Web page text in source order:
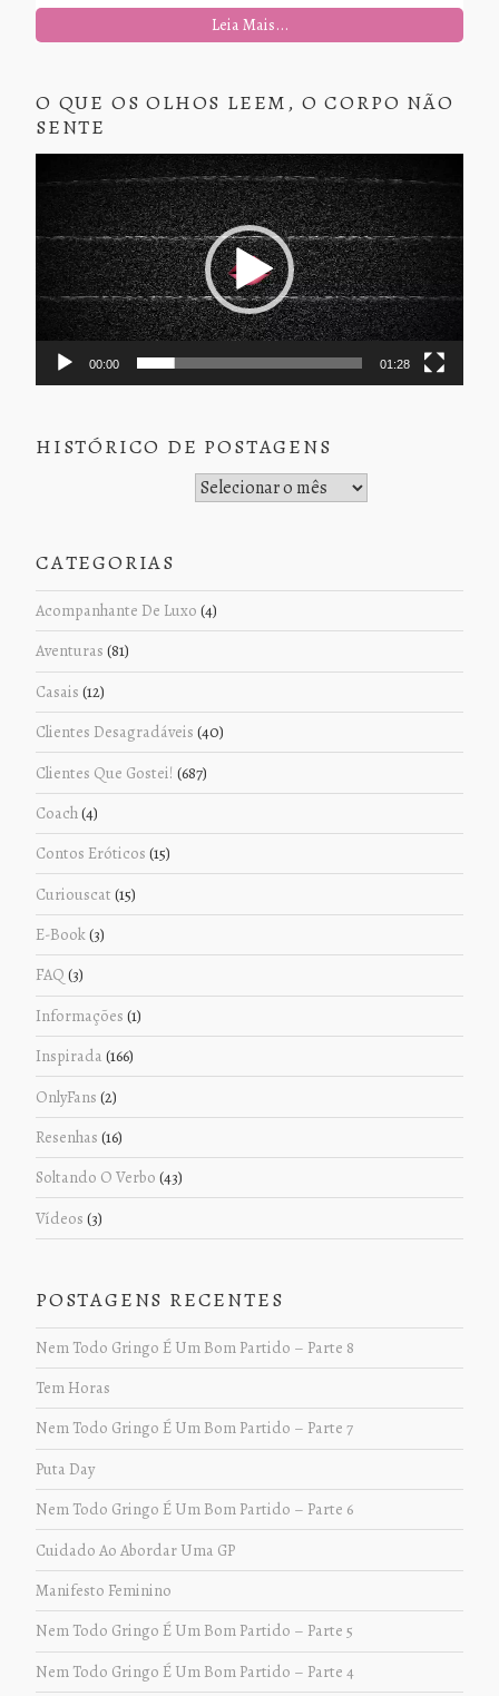
Leia Mais...
O QUE OS OLHOS LEEM, O CORPO NÃO
SENTE
de
vídeo
00:00 01:28
HISTÓRICO DE POSTAGENS
CATEGORIAS
Acompanhante De Luxo (4)
Aventuras (81)
Casais (12)
Clientes Desagradáveis (40)
Clientes Que Gostei! (687)
Coach(4)
Contos Eróticos (15)
Curiouscat (15)
E-Book(3)
FAQ (3)
Informações (1)
Inspirada (166)
OnlyFans (2)
Resenhas (16)
Soltando O Verbo (43)
Vídeos (3)
POSTAGENS RECENTES
Nem Todo Gringo É Um Bom Partido – Parte 8
Tem Horas
Nem Todo Gringo É Um Bom Partido – Parte 7
Puta Day
Nem Todo Gringo É Um Bom Partido – Parte 6
Cuidado Ao Abordar Uma GP
Manifesto Feminino
Nem Todo Gringo É Um Bom Partido – Parte 5
Nem Todo Gringo É Um Bom Partido – Parte 4